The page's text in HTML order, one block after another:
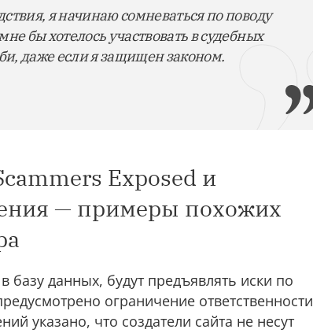
я начинаю сомневаться по поводу
бы хотелось участвовать в судебных
даже если я защищен законом.
Exposed и
— примеры похожих
базу данных, будут предъявлять иски по
ограничение ответственности
указано, что создатели сайта не несут